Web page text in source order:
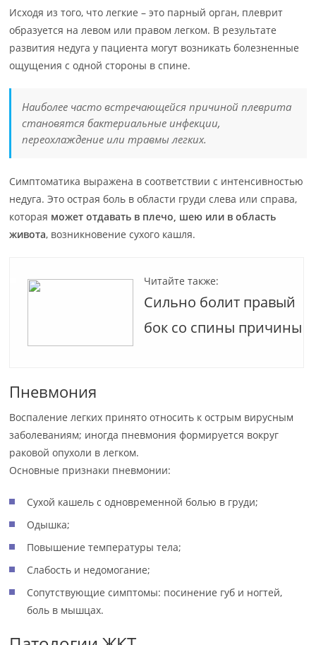
Исходя из того, что легкие – это парный орган, плеврит
образуется на левом или правом легком. В результате
развития недуга у пациента могут возникать болезненные
ощущения с одной стороны в спине.
Наиболее часто встречающейся причиной плеврита
становятся бактериальные инфекции,
переохлаждение или травмы легких.
Симптоматика выражена в соответствии с интенсивностью
недуга. Это острая боль в области груди слева или справа,
которая может отдавать в плечо, шею или в область
живота, возникновение сухого кашля.
Читайте также:
Сильно болит правый
бок со спины причины
Пневмония
Воспаление легких принято относить к острым вирусным
заболеваниям; иногда пневмония формируется вокруг
раковой опухоли в легком.
Основные признаки пневмонии:
Сухой кашель с одновременной болью в груди;
Одышка;
Повышение температуры тела;
Слабость и недомогание;
Сопутствующие симптомы: посинение губ и ногтей,
боль в мышцах.